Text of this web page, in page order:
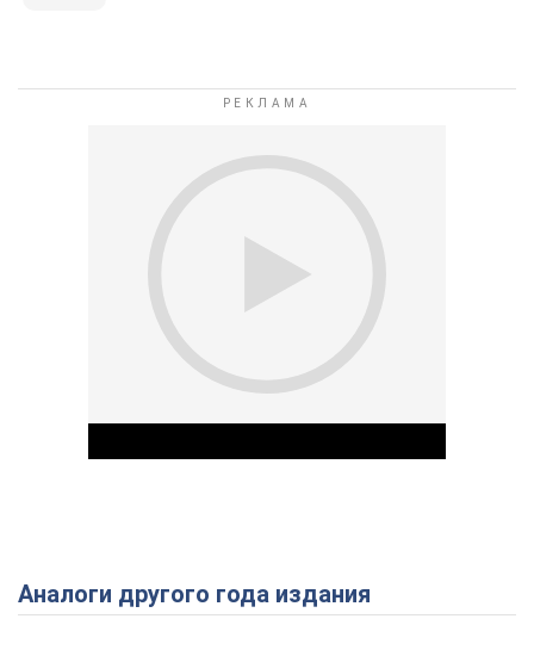
Play Video
Аналоги другого года издания